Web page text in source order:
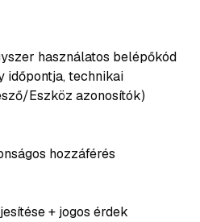
használatos belépőkód
időpontja, technikai
Eszköz azonosítók)
hozzáférés
+ jogos érdek